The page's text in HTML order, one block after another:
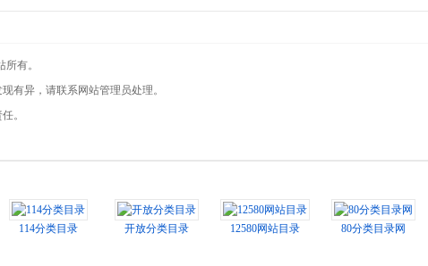
有。
有异，请联系网站管理员处理。
。
114分类目录 开放分类目录 12580网站目录 80分类目录网